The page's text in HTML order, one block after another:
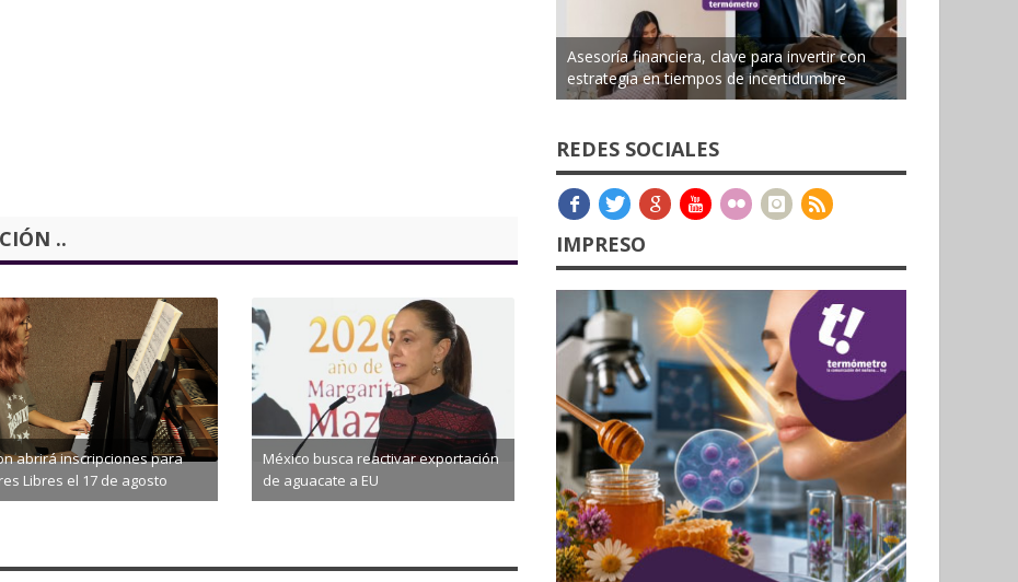
..
abrirá inscripciones para
Libres el 17 de agosto
México busca reactivar exportación
de aguacate a EU
Asesoría financiera, clave para invertir con
estrategia en tiempos de incertidumbre
REDES SOCIALES
IMPRESO